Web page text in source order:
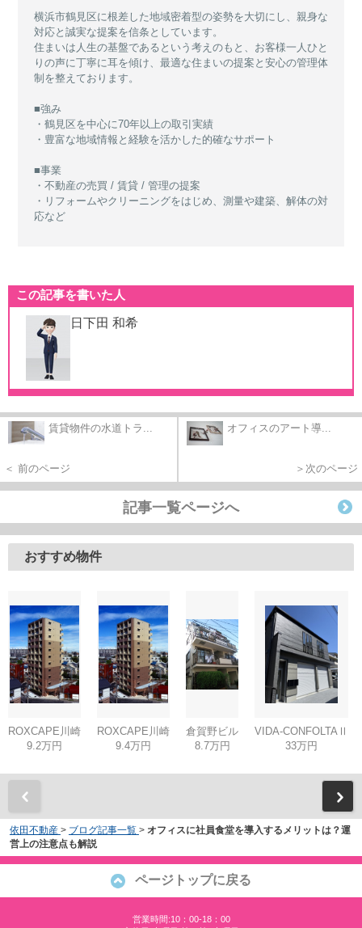
横浜市鶴見区に根差した地域密着型の姿勢を大切にし、親身な
対応と誠実な提案を信条としています。
住まいは人生の基盤であるという考えのもと、お客様一人ひと
りの声に丁寧に耳を傾け、最適な住まいの提案と安心の管理体
制を整えております。
■強み
・鶴見区を中心に70年以上の取引実績
・豊富な地域情報と経験を活かした的確なサポート
■事業
・不動産の売買 / 賃貸 / 管理の提案
・リフォームやクリーニングをはじめ、測量や建築、解体の対
応など
この記事を書いた人
日下田 和希
賃貸物件の水道トラ...
＜ 前のページ
オフィスのアート導...
＞次のページ
記事一覧ページへ
おすすめ物件
ROXCAPE川崎
9.2万円
ROXCAPE川崎
9.4万円
倉賀野ビル
8.7万円
VIDA-CONFOLTAⅡ
33万円
依田不動産 > ブログ記事一覧 > オフィスに社員食堂を導入するメリットは？運
営上の注意点も解説
ページトップに戻る
営業時間:10：00-18：00